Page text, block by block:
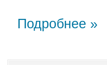
Подробнее »